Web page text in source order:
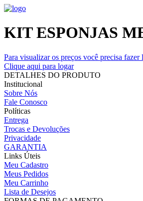
KIT ESPONJAS
Para visualizar os preços você precisa fazer
Clique aqui para logar
DETALHES DO PRODUTO
Institucional
Sobre Nós
Fale Conosco
Políticas
Entrega
Trocas e Devoluções
Privacidade
GARANTIA
Links Úteis
Meu Cadastro
Meus Pedidos
Meu Carrinho
Lista de Desejos